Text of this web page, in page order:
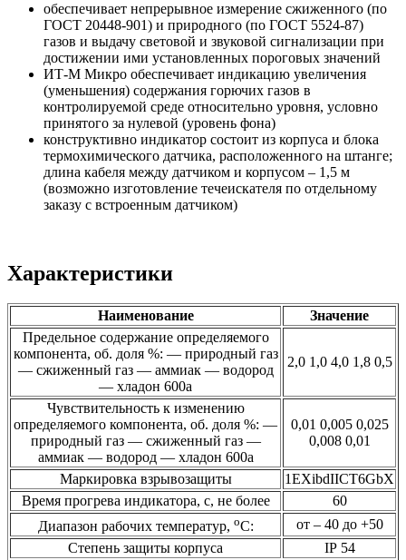
обеспечивает непрерывное измерение сжиженного (по
ГОСТ 20448-901) и природного (по ГОСТ 5524-87)
газов и выдачу световой и звуковой сигнализации при
достижении ими установленных пороговых значений
ИТ-М Микро обеспечивает индикацию увеличения
(уменьшения) содержания горючих газов в
контролируемой среде относительно уровня, условно
принятого за нулевой (уровень фона)
конструктивно индикатор состоит из корпуса и блока
термохимического датчика, расположенного на штанге;
длина кабеля между датчиком и корпусом – 1,5 м
(возможно изготовление течеискателя по отдельному
заказу с встроенным датчиком)
Характеристики
Наименование
Значение
Предельное содержание определяемого
компонента, об. доля %: — природный газ
— сжиженный газ — аммиак — водород
— хладон 600а
2,0 1,0 4,0 1,8 0,5
Чувствительность к изменению
определяемого компонента, об. доля %: —
природный газ — сжиженный газ —
аммиак — водород — хладон 600а
0,01 0,005 0,025
0,008 0,01
Маркировка взрывозащиты
1EXibdIICT6GbX
Время прогрева индикатора, с, не более
60
Диапазон рабочих температур, оС:
от – 40 до +50
Степень защиты корпуса
IP 54